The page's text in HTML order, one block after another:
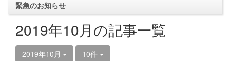
緊急のお知らせ
2019年10月の記事一覧
2019年10月 10件